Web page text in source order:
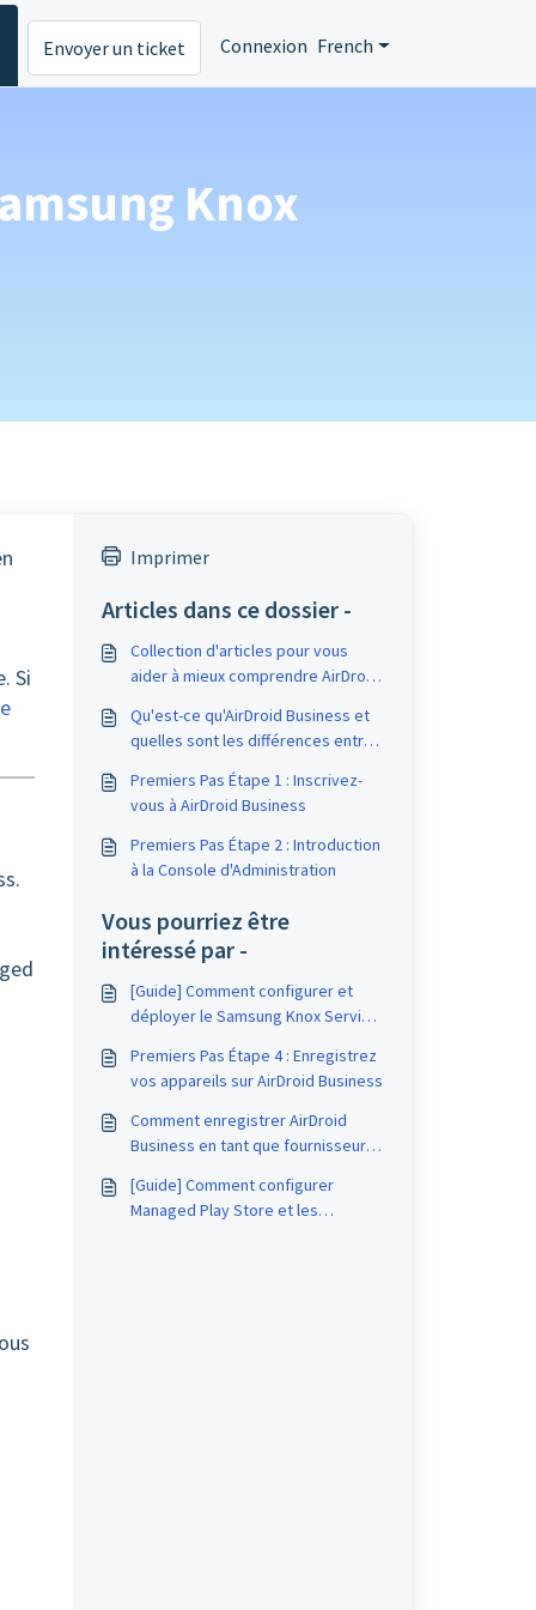
Envoyer un ticket Connexion French
Knox
Si
Imprimer
Articles dans ce dossier -
Collection d'articles pour vous
aider à mieux comprendre AirDroid
appareils mobiles (MDM)
Qu'est-ce qu'AirDroid Business et
quelles sont les différences entre
AirDroid ?
Premiers Pas Étape 1 : Inscrivez-
vous à AirDroid Business
Premiers Pas Étape 2 : Introduction
à la Console d'Administration
Vous pourriez être
intéressé par -
[Guide] Comment configurer et
déployer le Samsung Knox Service
Samsung ?
Premiers Pas Étape 4 : Enregistrez
vos appareils sur AirDroid Business
Comment enregistrer AirDroid
Business en tant que fournisseur
d'entreprise (EMM) ?
[Guide] Comment configurer
Managed Play Store et les